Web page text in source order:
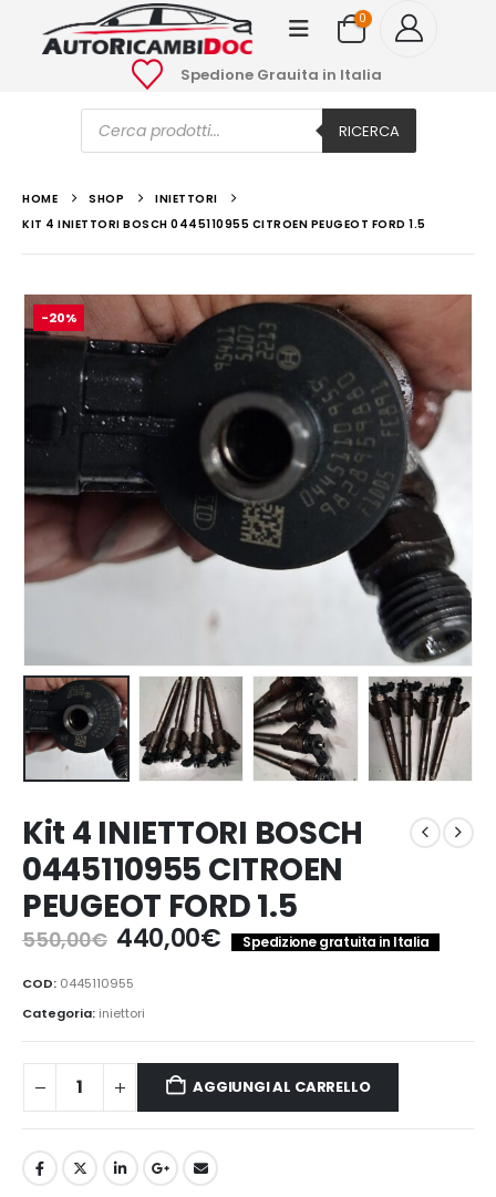
0
Spedione Grauita in Italia
Ricerca
prodotti RICERCA
HOME SHOP
INIETTORI
KIT 4 INIETTORI BOSCH 0445110955 CITROEN PEUGEOT FORD 1.5
-20%
Kit 4 INIETTORI BOSCH
0445110955 CITROEN
PEUGEOT FORD 1.5
550,00€ Il
prezzo
originale
era:
550,00€.
440,00€Il
prezzo
440,00€.
Spedizione gratuita in Italia
COD: 0445110955
Categoria: iniettori
AGGIUNGI AL CARRELLO